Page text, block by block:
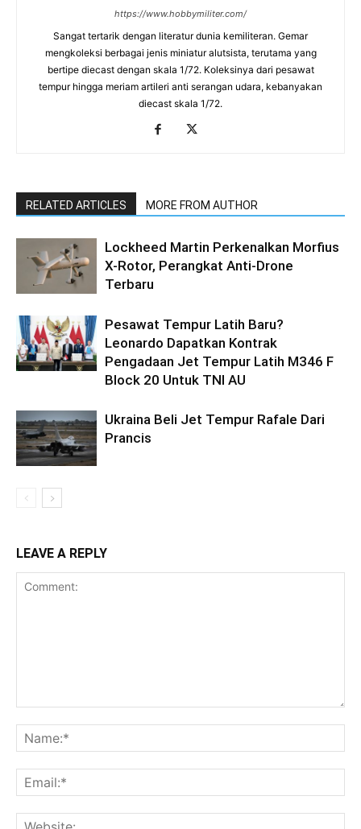
https://www.hobbymiliter.com/
Sangat tertarik dengan literatur dunia kemiliteran. Gemar
mengkoleksi berbagai jenis miniatur alutsista, terutama yang
bertipe diecast dengan skala 1/72. Koleksinya dari pesawat
tempur hingga meriam artileri anti serangan udara, kebanyakan
diecast skala 1/72.
RELATED ARTICLES MORE FROM AUTHOR
Lockheed Martin Perkenalkan Morfius
X-Rotor, Perangkat Anti-Drone
Terbaru
Pesawat Tempur Latih Baru?
Leonardo Dapatkan Kontrak
Pengadaan Jet Tempur Latih M346 F
Block 20 Untuk TNI AU
Ukraina Beli Jet Tempur Rafale Dari
Prancis
LEAVE A REPLY